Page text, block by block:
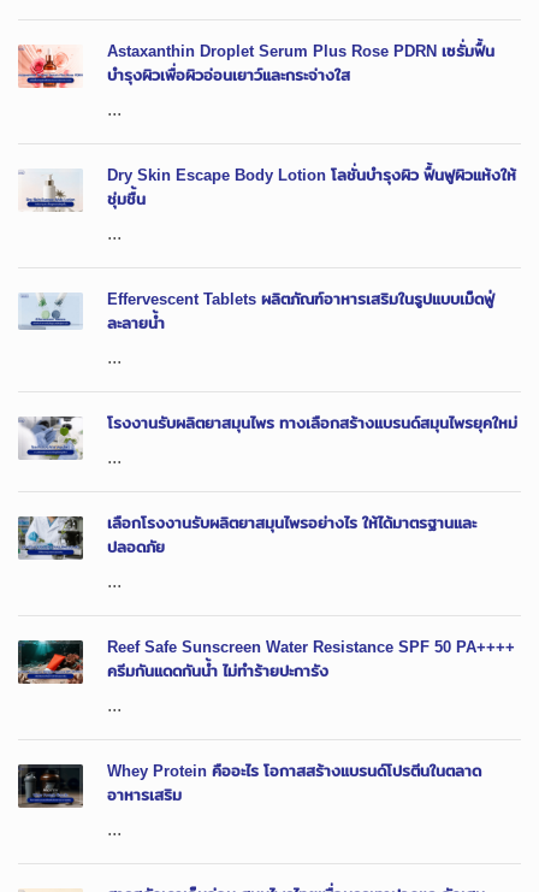
Astaxanthin Droplet Serum Plus Rose PDRN เซรั่มฟื้น
บำรุงผิวเพื่อผิวอ่อนเยาว์และกระจ่างใส
...
Dry Skin Escape Body Lotion โลชั่นบำรุงผิว ฟื้นฟูผิวแห้งให้
ชุ่มชื้น
...
Effervescent Tablets ผลิตภัณฑ์อาหารเสริมในรูปแบบเม็ดฟู่
ละลายน้ำ
...
โรงงานรับผลิตยาสมุนไพร ทางเลือกสร้างแบรนด์สมุนไพรยุคใหม่
...
เลือกโรงงานรับผลิตยาสมุนไพรอย่างไร ให้ได้มาตรฐานและ
ปลอดภัย
...
Reef Safe Sunscreen Water Resistance SPF 50 PA++++
ครีมกันแดดกันน้ำ ไม่ทำร้ายปะการัง
...
Whey Protein คืออะไร โอกาสสร้างแบรนด์โปรตีนในตลาด
อาหารเสริม
...